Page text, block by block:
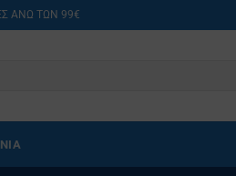
ΑΝΩ ΤΩΝ 99€